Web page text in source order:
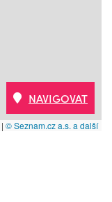
| © Seznam.cz a.s. a další
NAVIGOVAT